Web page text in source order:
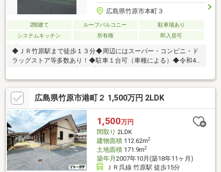
広島県竹原市本町３
2階建て ルーフバルコニー
駐車場あり
システムキッチン
所有権 即入居可
◆ＪＲ竹原駅まで徒歩１３分◆周辺にはスーパー・コンビニ・ド
ラッグストア等多数あり！◆駐車１台可（車種による）◆令和4
レあり！◆室内丁寧にお使いです◆クリーニング済
広島県竹原市港町２ 1,500万円 2LDK
1,500万円
間取り 2LDK
建物面積112.62m2
土地面積171.9m2
築年月 2007年10月(築18年11ヶ月)
ＪＲ呉線 竹原駅 徒歩15分